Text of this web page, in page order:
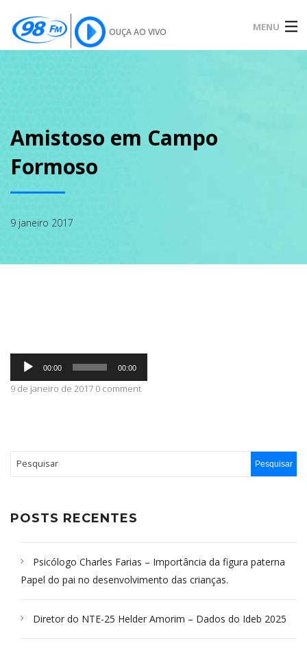
OUÇA AO VIVO MENU
SOBRE
PODCAST
CONTATO
Amistoso em Campo
Formoso
9 janeiro 2017
Tocador
áudio
00:00 00:00
9 de janeiro de 2017 0 comment
POSTS RECENTES
Psicólogo Charles Farias – Importância da figura paterna
Papel do pai no desenvolvimento das crianças.
Diretor do NTE-25 Helder Amorim – Dados do Ideb 2025